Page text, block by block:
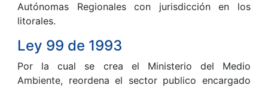
Autónomas Regionales con jurisdicción en los
litorales.
Ley 99 de 1993
Por la cual se crea el Ministerio del Medio
Ambiente, reordena el sector publico encargado